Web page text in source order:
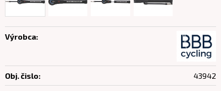
Výrobca:
Obj. čislo: 43942